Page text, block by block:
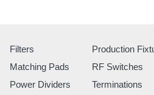
Filters
Matching Pads
Power Dividers
Production
RF Switches
Terminations